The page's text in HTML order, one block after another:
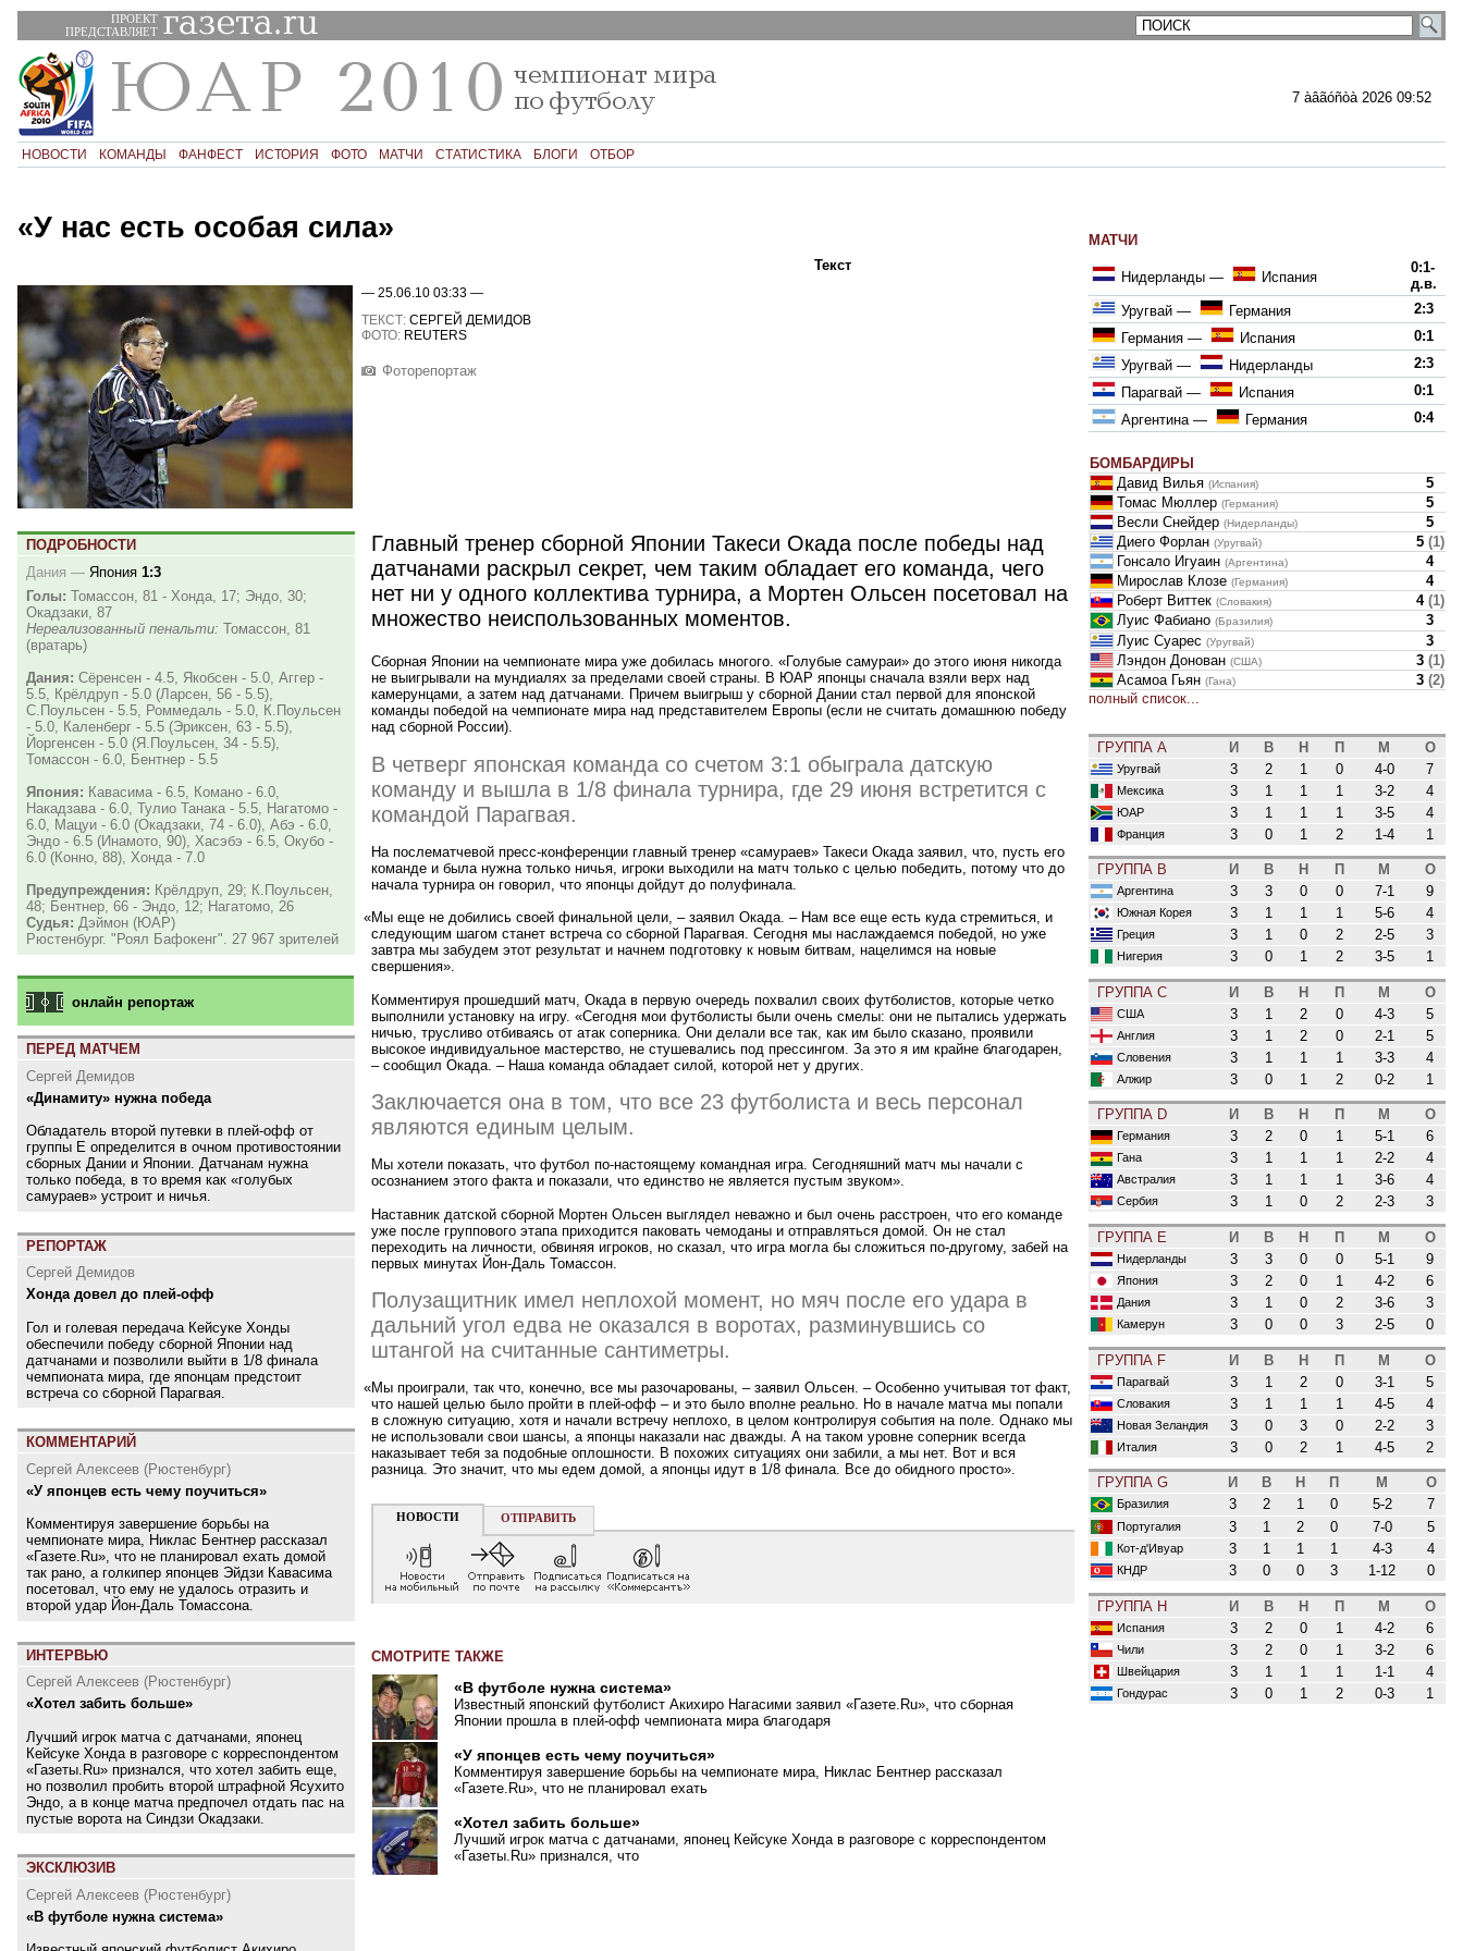
ПРОЕКТ
ПРЕДСТАВЛЯЕТ
7 àâãóñòà 2026 09:52
НОВОСТИ КОМАНДЫ ФАНФЕСТ ИСТОРИЯ ФОТО МАТЧИ СТАТИСТИКА БЛОГИ ОТБОР
«У нас есть особая сила»
Текст
— 25.06.10 03:33 —
ТЕКСТ: СЕРГЕЙ ДЕМИДОВ
ФОТО: REUTERS
Фоторепортаж
Главный тренер сборной Японии Такеси Окада после победы над
датчанами раскрыл секрет, чем таким обладает его команда, чего
нет ни у одного коллектива турнира, а Мортен Ольсен посетовал на
множество неиспользованных моментов.
Сборная Японии на чемпионате мира уже добилась многого. «Голубые самураи» до этого июня никогда
не выигрывали на мундиалях за пределами своей страны. В ЮАР японцы сначала взяли верх над
камерунцами, а затем над датчанами. Причем выигрыш у сборной Дании стал первой для японской
команды победой на чемпионате мира над представителем Европы (если не считать домашнюю победу
над сборной России).
В четверг японская команда со счетом 3:1 обыграла датскую
команду и вышла в 1/8 финала турнира, где 29 июня встретится с
командой Парагвая.
На послематчевой пресс-конференции главный тренер «самураев» Такеси Окада заявил, что, пусть его
команде и была нужна только ничья, игроки выходили на матч только с целью победить, потому что до
начала турнира он говорил, что японцы дойдут до полуфинала.
«Мы еще не добились своей финальной цели, – заявил Окада. – Нам все еще есть куда стремиться, и
следующим шагом станет встреча со сборной Парагвая. Сегодня мы наслаждаемся победой, но уже
завтра мы забудем этот результат и начнем подготовку к новым битвам, нацелимся на новые
свершения».
Комментируя прошедший матч, Окада в первую очередь похвалил своих футболистов, которые четко
выполнили установку на игру. «Сегодня мои футболисты были очень смелы: они не пытались удержать
ничью, трусливо отбиваясь от атак соперника. Они делали все так, как им было сказано, проявили
высокое индивидуальное мастерство, не стушевались под прессингом. За это я им крайне благодарен,
– сообщил Окада. – Наша команда обладает силой, которой нет у других.
Заключается она в том, что все 23 футболиста и весь персонал
являются единым целым.
Мы хотели показать, что футбол по-настоящему командная игра. Сегодняшний матч мы начали с
осознанием этого факта и показали, что единство не является пустым звуком».
Наставник датской сборной Мортен Ольсен выглядел неважно и был очень расстроен, что его команде
уже после группового этапа приходится паковать чемоданы и отправляться домой. Он не стал
переходить на личности, обвиняя игроков, но сказал, что игра могла бы сложиться по-другому, забей на
первых минутах Йон-Даль Томассон.
Полузащитник имел неплохой момент, но мяч после его удара в
дальний угол едва не оказался в воротах, разминувшись со
штангой на считанные сантиметры.
«Мы проиграли, так что, конечно, все мы разочарованы, – заявил Ольсен. – Особенно учитывая тот факт,
что нашей целью было пройти в плей-офф – и это было вполне реально. Но в начале матча мы попали
в сложную ситуацию, хотя и начали встречу неплохо, в целом контролируя события на поле. Однако мы
не использовали свои шансы, а японцы наказали нас дважды. А на таком уровне соперник всегда
наказывает тебя за подобные оплошности. В похожих ситуациях они забили, а мы нет. Вот и вся
разница. Это значит, что мы едем домой, а японцы идут в 1/8 финала. Все до обидного просто».
НОВОСТИ ОТПРАВИТЬ
СМОТРИТЕ ТАКЖЕ
«В футболе нужна система»
Известный японский футболист Акихиро Нагасими заявил «Газете.Ru», что сборная
Японии прошла в плей-офф чемпионата мира благодаря
«У японцев есть чему поучиться»
Комментируя завершение борьбы на чемпионате мира, Никлас Бентнер рассказал
«Газете.Ru», что не планировал ехать
«Хотел забить больше»
Лучший игрок матча с датчанами, японец Кейсуке Хонда в разговоре с корреспондентом
«Газеты.Ru» признался, что
ПОДРОБНОСТИ
Дания — Япония 1:3
Голы: Томассон, 81 - Хонда, 17; Эндо, 30;
Окадзаки, 87
Нереализованный пенальти: Томассон, 81
(вратарь)
Дания: Сёренсен - 4.5, Якобсен - 5.0, Аггер -
5.5, Крёлдруп - 5.0 (Ларсен, 56 - 5.5),
С.Поульсен - 5.5, Роммедаль - 5.0, К.Поульсен
- 5.0, Каленберг - 5.5 (Эриксен, 63 - 5.5),
Йоргенсен - 5.0 (Я.Поульсен, 34 - 5.5),
Томассон - 6.0, Бентнер - 5.5
Япония: Кавасима - 6.5, Комано - 6.0,
Накадзава - 6.0, Тулио Танака - 5.5, Нагатомо -
6.0, Мацуи - 6.0 (Окадзаки, 74 - 6.0), Абэ - 6.0,
Эндо - 6.5 (Инамото, 90), Хасэбэ - 6.5, Окубо -
6.0 (Конно, 88), Хонда - 7.0
Предупреждения: Крёлдруп, 29; К.Поульсен,
48; Бентнер, 66 - Эндо, 12; Нагатомо, 26
Судья: Дэймон (ЮАР)
Рюстенбург. "Роял Бафокенг". 27 967 зрителей
онлайн репортаж
ПЕРЕД МАТЧЕМ
Сергей Демидов
«Динамиту» нужна победа
Обладатель второй путевки в плей-офф от
группы E определится в очном противостоянии
сборных Дании и Японии. Датчанам нужна
только победа, в то время как «голубых
самураев» устроит и ничья.
РЕПОРТАЖ
Сергей Демидов
Хонда довел до плей-офф
Гол и голевая передача Кейсуке Хонды
обеспечили победу сборной Японии над
датчанами и позволили выйти в 1/8 финала
чемпионата мира, где японцам предстоит
встреча со сборной Парагвая.
КОММЕНТАРИЙ
Сергей Алексеев (Рюстенбург)
«У японцев есть чему поучиться»
Комментируя завершение борьбы на
чемпионате мира, Никлас Бентнер рассказал
«Газете.Ru», что не планировал ехать домой
так рано, а голкипер японцев Эйдзи Кавасима
посетовал, что ему не удалось отразить и
второй удар Йон-Даль Томассона.
ИНТЕРВЬЮ
Сергей Алексеев (Рюстенбург)
«Хотел забить больше»
Лучший игрок матча с датчанами, японец
Кейсуке Хонда в разговоре с корреспондентом
«Газеты.Ru» признался, что хотел забить еще,
но позволил пробить второй штрафной Ясухито
Эндо, а в конце матча предпочел отдать пас на
пустые ворота на Синдзи Окадзаки.
ЭКСКЛЮЗИВ
Сергей Алексеев (Рюстенбург)
«В футболе нужна система»
МАТЧИ
Нидерланды — Испания
0:1-
д.в.
Уругвай — Германия
2:3
Германия — Испания
0:1
Уругвай — Нидерланды
2:3
Парагвай — Испания
0:1
Аргентина— Германия 0:4
БОМБАРДИРЫ
Давид Вилья (Испания)
5
Томас Мюллер (Германия)
5
Весли Снейдер (Нидерланды)
5
Диего Форлан (Уругвай) 5 (1)
Гонсало Игуаин (Аргентина)
4
Мирослав Клозе (Германия)
4
Роберт Виттек (Словакия) 4 (1)
Луис Фабиано (Бразилия)
3
Луис Суарес (Уругвай)
3
Лэндон Донован (США) 3 (1)
Асамоа Гьян (Гана) 3 (2)
полный список...
ГРУППА A И В Н П М О
Уругвай 3 2 1 0 4-0 7
Мексика 3 1 1 1 3-2 4
ЮАР 3 1 1 1 3-5 4
Франция 3 0 1 2 1-4 1
ГРУППА B И В Н П М О
Аргентина 3 3 0 0 7-1 9
Южная Корея 3 1 1 1 5-6 4
Греция 3 1 0 2 2-5 3
Нигерия 3 0 1 2 3-5 1
ГРУППА C И В Н П М О
США 3 1 2 0 4-3 5
Англия 3 1 2 0 2-1 5
Словения 3 1 1 1 3-3 4
Алжир 3 0 1 2 0-2 1
ГРУППА D И В Н П М О
Германия 3 2 0 1 5-1 6
Гана 3 1 1 1 2-2 4
Австралия 3 1 1 1 3-6 4
Сербия 3 1 0 2 2-3 3
ГРУППА E И В Н П М О
Нидерланды 3 3 0 0 5-1 9
Япония 3 2 0 1 4-2 6
Дания 3 1 0 2 3-6 3
Камерун 3 0 0 3 2-5 0
ГРУППА F И В Н П М О
Парагвай 3 1 2 0 3-1 5
Словакия 3 1 1 1 4-5 4
Новая Зеландия 3 0 3 0 2-2 3
Италия 3 0 2 1 4-5 2
ГРУППА G И В Н П М О
Бразилия 3 2 1 0 5-2 7
Португалия 3 1 2 0 7-0 5
Кот-д'Ивуар 3 1 1 1 4-3 4
КНДР 3 0 0 3 1-12 0
ГРУППА H И В Н П М О
Испания 3 2 0 1 4-2 6
Чили 3 2 0 1 3-2 6
Швейцария 3 1 1 1 1-1 4
Гондурас 3 0 1 2 0-3 1